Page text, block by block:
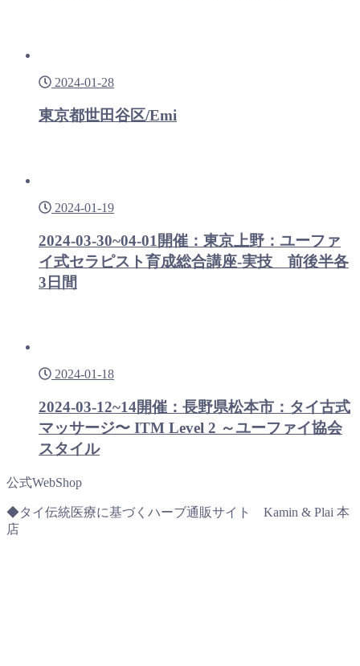
2024-01-28
東京都世田谷区/Emi
2024-01-19
2024-03-30~04-01開催：東京上野：ユーファ
イ式セラピスト育成総合講座-実技 前後半各
3日間
2024-01-18
2024-03-12~14開催：長野県松本市：タイ古式
マッサージ〜 ITM Level 2 ～ユーファイ協会
スタイル
公式WebShop
◆タイ伝統医療に基づくハーブ通販サイト Kamin & Plai 本
店